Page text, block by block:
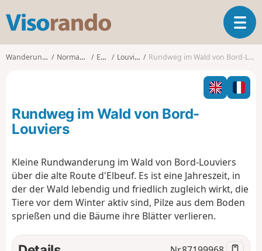
s
o
o
T
o
g
l
n
t
i
o
Wanderungen Normandie Eure Louviers Rundweg im Wald von Bord-Louviers
Rundweg im Wald von Bord-
Louviers
Kleine Rundwanderung im Wald von Bord-Louviers
über die alte Route d'Elbeuf. Es ist eine Jahreszeit, in
der der Wald lebendig und friedlich zugleich wirkt, die
Tiere vor dem Winter aktiv sind, Pilze aus dem Boden
sprießen und die Bäume ihre Blätter verlieren.